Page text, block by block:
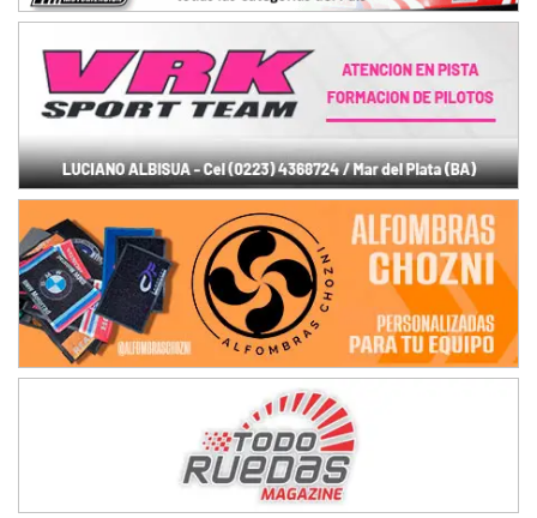
Ciudad de Trenque Lauquen (Asfalto)
Trenque Lauquen (Buenos Aires)
ENTRERRIANO - F6 (POSTERGADA)
Parque de la Velocidad (Asfalto)
Villaguay (Entre Ríos)
VICTORIENSE - F7
El Cerro (Tierra)
Victoria (Entre Ríos)
PATAGONICO - F6
Moto Club Reginense (Tierra)
Gral. E. Godoy (Río Negro)
NORESTE SANTAFESINO - F6
Ciudad de Avellaneda (Asfalto)